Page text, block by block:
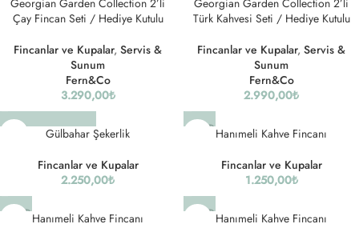
OUT
Çay Fincan Seti / Hediye Kutulu
Fincanlar ve Kupalar, Servis &
Sunum
Fern&Co
3.290,00₺
Türk Kahvesi Seti / Hediye Kutulu
Fincanlar ve Kupalar, Servis &
Sunum
Fern&Co
2.990,00₺
Gülbahar Şekerlik
Fincanlar ve Kupalar
2.250,00₺
SOLD Hanımeli Kahve Fincanı
Fincanlar ve Kupalar
1.250,00₺
SOLD Hanımeli Kahve Fincanı
SOLD Hanımeli Kahve Fincanı